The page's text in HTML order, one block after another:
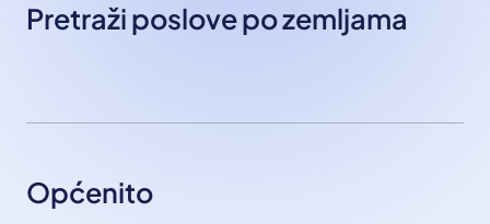
Pretraži poslove po zemljama
Općenito